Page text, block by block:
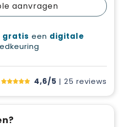
aanvragen
gratis een digitale
4,6/5 | 25 reviews